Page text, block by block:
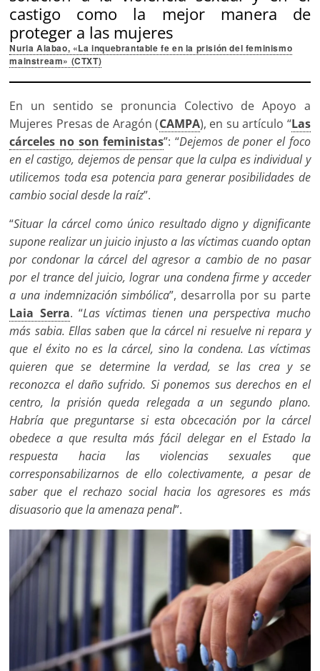
castigo como la mejor manera de
proteger a las mujeres
Nuria Alabao, «La inquebrantable fe en la prisión del feminismo
mainstream» (CTXT)
En un sentido se pronuncia Colectivo de Apoyo a
Mujeres Presas de Aragón (CAMPA), en su artículo “Las
cárceles no son feministas”: “Dejemos de poner el foco
en el castigo, dejemos de pensar que la culpa es individual y
utilicemos toda esa potencia para generar posibilidades de
cambio social desde la raíz”.
“Situar la cárcel como único resultado digno y dignificante
supone realizar un juicio injusto a las víctimas cuando optan
por condonar la cárcel del agresor a cambio de no pasar
por el trance del juicio, lograr una condena firme y acceder
a una indemnización simbólica”, desarrolla por su parte
Laia Serra. “Las víctimas tienen una perspectiva mucho
más sabia. Ellas saben que la cárcel ni resuelve ni repara y
que el éxito no es la cárcel, sino la condena. Las víctimas
quieren que se determine la verdad, se las crea y se
reconozca el daño sufrido. Si ponemos sus derechos en el
centro, la prisión queda relegada a un segundo plano.
Habría que preguntarse si esta obcecación por la cárcel
obedece a que resulta más fácil delegar en el Estado la
respuesta hacia las violencias sexuales que
corresponsabilizarnos de ello colectivamente, a pesar de
saber que el rechazo social hacia los agresores es más
disuasorio que la amenaza penal”.